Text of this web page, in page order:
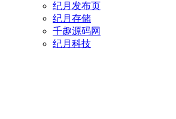
纪月发布页
纪月存储
千趣源码网
纪月科技